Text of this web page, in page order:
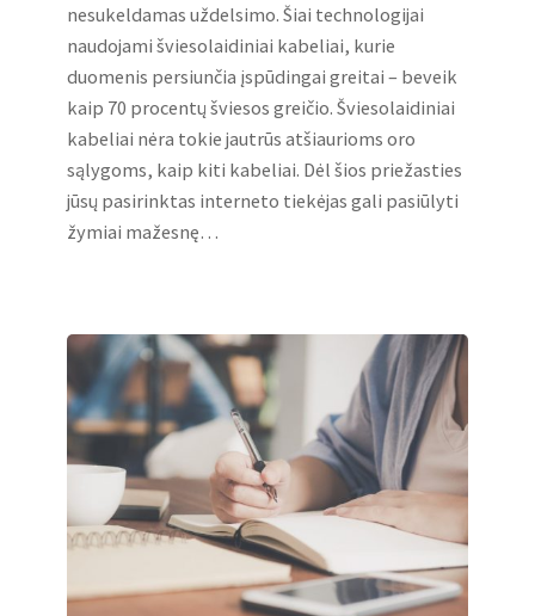
nesukeldamas uždelsimo. Šiai technologijai
naudojami šviesolaidiniai kabeliai, kurie
duomenis persiunčia įspūdingai greitai – beveik
kaip 70 procentų šviesos greičio. Šviesolaidiniai
kabeliai nėra tokie jautrūs atšiaurioms oro
sąlygoms, kaip kiti kabeliai. Dėl šios priežasties
jūsų pasirinktas interneto tiekėjas gali pasiūlyti
žymiai mažesnę…